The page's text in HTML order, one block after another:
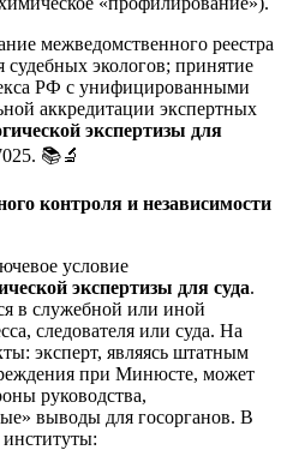
межведомственного реестра
экологов; принятие
РФ с унифицированными
аккредитации экспертных
экспертизы для
📚🔬
контроля и независимости
условие
экспертизы для суда.
в служебной или иной
следователя или суда. На
эксперт, являясь штатным
при Минюсте, может
руководства,
выводы для госорганов. В
институты: